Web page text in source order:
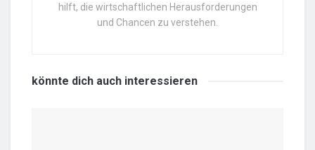
hilft, die wirtschaftlichen Herausforderungen
und Chancen zu verstehen.
könnte dich auch interessieren